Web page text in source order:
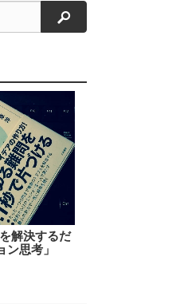
検索
解決するだ
思考」